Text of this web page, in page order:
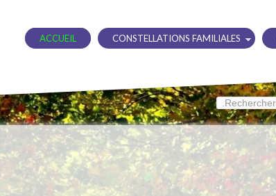
ACCUEIL CONSTELLATIONS FAMILIALES